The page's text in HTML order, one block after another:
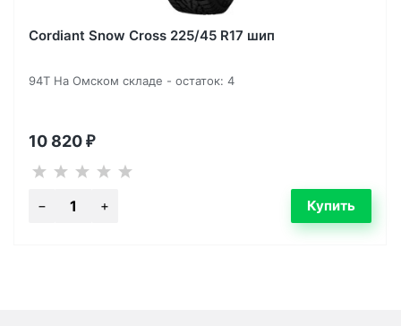
Cordiant Snow Cross 225/45 R17 шип
94T На Омском складе - остаток: 4
10 820 ₽